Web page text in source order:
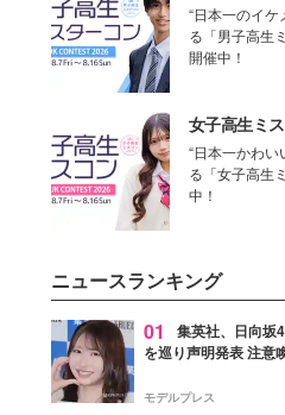
“日本一のイケ
る「男子高生
開催中！
女子高生ミ
“日本一かわい
る「女子高生
中！
ニュースランキング
01
集英社、日向坂
を巡り声明発表 注意
モデルプレス